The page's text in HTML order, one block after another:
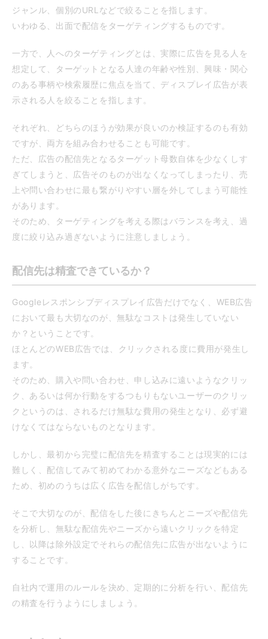
ジャンル、個別のURLなどで絞ることを指します。
いわゆる、出面で配信をターゲティングするものです。
一方で、人へのターゲティングとは、実際に広告を見る人を
想定して、ターゲットとなる人達の年齢や性別、興味・関心
のある事柄や検索履歴に焦点を当て、ディスプレイ広告が表
示される人を絞ることを指します。
それぞれ、どちらのほうが効果が良いのか検証するのも有効
ですが、両方を組み合わせることも可能です。
ただ、広告の配信先となるターゲット母数自体を少なくしす
ぎてしまうと、広告そのものが出なくなってしまったり、売
上や問い合わせに最も繋がりやすい層を外してしまう可能性
があります。
そのため、ターゲティングを考える際はバランスを考え、過
度に絞り込み過ぎないように注意しましょう。
配信先は精査できているか？
Googleレスポンシブディスプレイ広告だけでなく、WEB広告
において最も大切なのが、無駄なコストは発生していない
か？ということです。
ほとんどのWEB広告では、クリックされる度に費用が発生し
ます。
そのため、購入や問い合わせ、申し込みに遠いようなクリッ
ク、あるいは何か行動をするつもりもないユーザーのクリッ
クというのは、されるだけ無駄な費用の発生となり、必ず避
けなくてはならないものとなります。
しかし、最初から完璧に配信先を精査することは現実的には
難しく、配信してみて初めてわかる意外なニーズなどもある
ため、初めのうちは広く広告を配信しがちです。
そこで大切なのが、配信をした後にきちんとニーズや配信先
を分析し、無駄な配信先やニーズから遠いクリックを特定
し、以降は除外設定でそれらの配信先に広告が出ないように
することです。
自社内で運用のルールを決め、定期的に分析を行い、配信先
の精査を行うようにしましょう。